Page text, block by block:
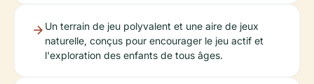
Un terrain de jeu polyvalent et une aire de jeux
naturelle, conçus pour encourager le jeu actif et
l'exploration des enfants de tous âges.